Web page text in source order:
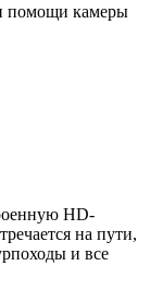
помощи камеры
HD-
на пути,
и все